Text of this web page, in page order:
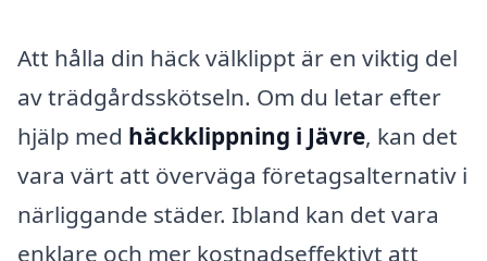
Att hålla din häck välklippt är en viktig del
av trädgårdsskötseln. Om du letar efter
hjälp med häckklippning i Jävre, kan det
vara värt att överväga företagsalternativ i
närliggande städer. Ibland kan det vara
enklare och mer kostnadseffektivt att